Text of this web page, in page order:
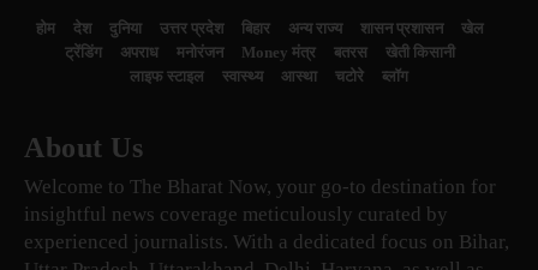
होम देश दुनिया उत्तर प्रदेश बिहार अन्य राज्य शासन प्रशासन
खेल
ट्रेंडिंग
अपराध मनोरंजन Money मंत्र बतरस
खेती किसानी
लाइफ स्टाइल
स्वास्थ्य आस्था चटोरे ब्लॉग
About Us
Welcome to The Bharat Now, your go-to destination for
insightful news coverage meticulously curated by
experienced journalists. With a dedicated focus on Bihar,